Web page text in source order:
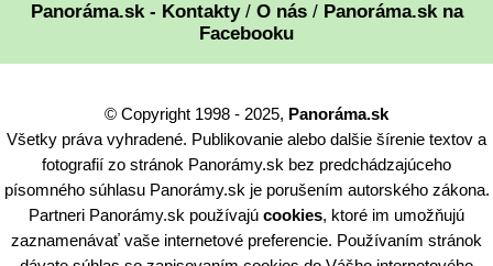
Panoráma.sk - Kontakty/ O nás/ Panoráma.sk na
Facebooku
© Copyright 1998 - 2025, Panoráma.sk
Všetky práva vyhradené. Publikovanie alebo dalšie šírenie textov a
fotografií zo stránok Panorámy.sk bez predchádzajúceho
písomného súhlasu Panorámy.sk je porušením autorského zákona.
Partneri Panorámy.sk používajú cookies, ktoré im umožňujú
zaznamenávať vaše internetové preferencie. Používaním stránok